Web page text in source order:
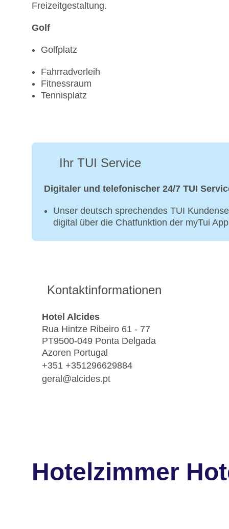
Freizeitgestaltung.
Golf
Golfplatz
Fahrradverleih
Fitnessraum
Tennisplatz
Ihr TUI Service
Digitaler und telefonischer 24/7 TUI
Unser deutsch sprechendes TUI
digital über die Chatfunktion der myTui
Kontaktinformationen
Hotel Alcides
Rua Hintze Ribeiro 61 - 77
PT9500-049 Ponta Delgada
Azoren Portugal
+351 +351296629884
geral@alcides.pt
Hotelzimmer